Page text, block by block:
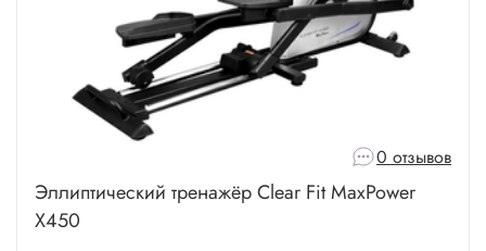
0 отзывов
Эллиптический тренажёр Clear Fit MaxPower
X450